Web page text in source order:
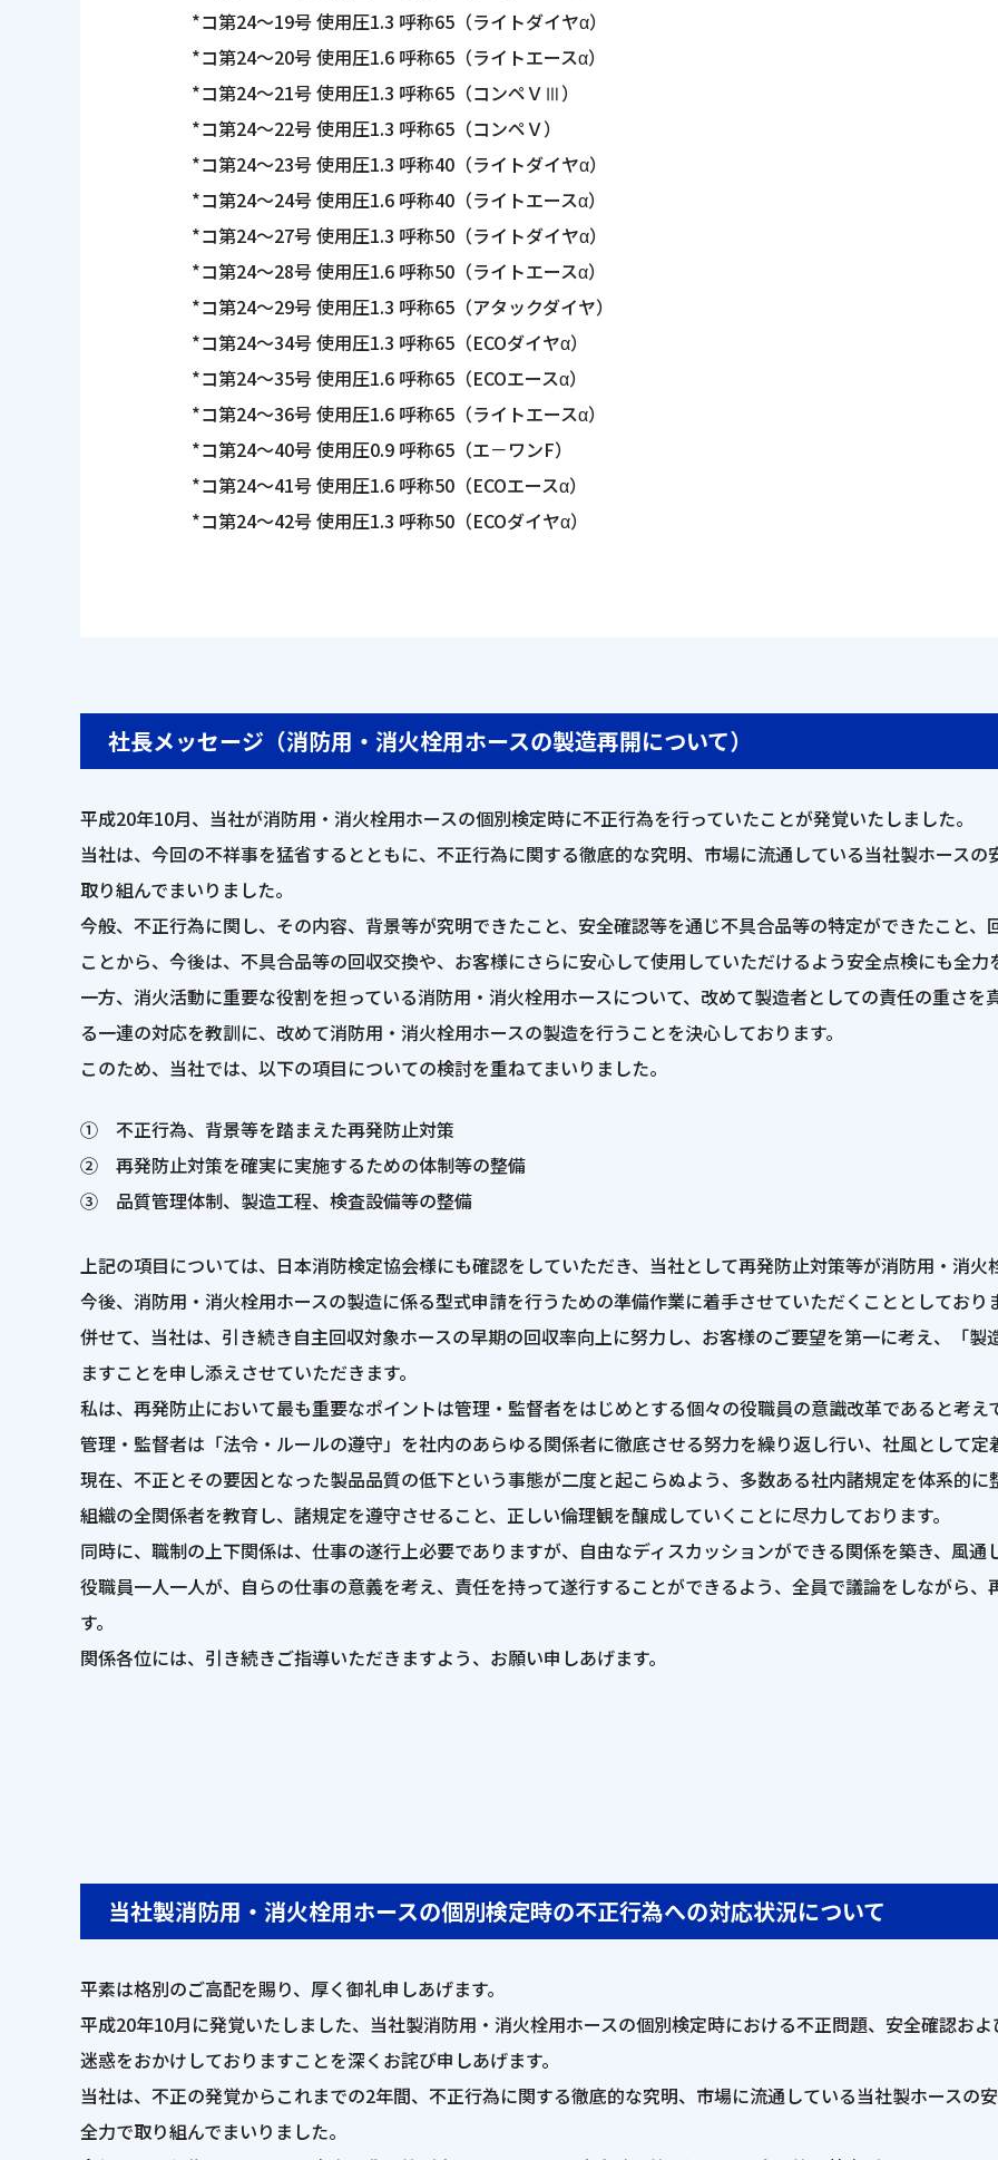
*コ第24～19号 使用圧1.3 呼称65 （ライトダイヤα）
*コ第24～20号 使用圧1.6 呼称65 （ライトエースα）
*コ第24～21号 使用圧1.3 呼称65 （コンペＶⅢ）
*コ第24～22号 使用圧1.3 呼称65 （コンペＶ）
*コ第24～23号 使用圧1.3 呼称40 （ライトダイヤα）
*コ第24～24号 使用圧1.6 呼称40 （ライトエースα）
*コ第24～27号 使用圧1.3 呼称50 （ライトダイヤα）
*コ第24～28号 使用圧1.6 呼称50 （ライトエースα）
*コ第24～29号 使用圧1.3 呼称65 （アタックダイヤ）
*コ第24～34号 使用圧1.3 呼称65 （ECOダイヤα）
*コ第24～35号 使用圧1.6 呼称65 （ECOエースα）
*コ第24～36号 使用圧1.6 呼称65 （ライトエースα）
*コ第24～40号 使用圧0.9 呼称65 （エ－ワンF）
*コ第24～41号 使用圧1.6 呼称50 （ECOエースα）
*コ第24～42号 使用圧1.3 呼称50 （ECOダイヤα）
社長メッセージ（消防用・消火栓用ホースの製造再開について）
平成20年10月、当社が消防用・消火栓用ホースの個別検定時に不正行為を行っていたことが発覚いたしました。
当社は、今回の不祥事を猛省するとともに、不正行為に関する徹底的な究明、市場に流通している当社製ホース
取り組んでまいりました。
今般、不正行為に関し、その内容、背景等が究明できたこと、安全確認等を通じ不具合品等の特定ができたこと
ことから、今後は、不具合品等の回収交換や、お客様にさらに安心して使用していただけるよう安全点検にも全
一方、消火活動に重要な役割を担っている消防用・消火栓用ホースについて、改めて製造者としての責任の重さ
る一連の対応を教訓に、改めて消防用・消火栓用ホースの製造を行うことを決心しております。
このため、当社では、以下の項目についての検討を重ねてまいりました。
① 不正行為、背景等を踏まえた再発防止対策
② 再発防止対策を確実に実施するための体制等の整備
③ 品質管理体制、製造工程、検査設備等の整備
上記の項目については、日本消防検定協会様にも確認をしていただき、当社として再発防止対策等が消防用・消
今後、消防用・消火栓用ホースの製造に係る型式申請を行うための準備作業に着手させていただくこととしており
併せて、当社は、引き続き自主回収対象ホースの早期の回収率向上に努力し、お客様のご要望を第一に考え、「
ますことを申し添えさせていただきます。
私は、再発防止において最も重要なポイントは管理・監督者をはじめとする個々の役職員の意識改革であると考え
管理・監督者は「法令・ルールの遵守」を社内のあらゆる関係者に徹底させる努力を繰り返し行い、社風として
現在、不正とその要因となった製品品質の低下という事態が二度と起こらぬよう、多数ある社内諸規定を体系的
組織の全関係者を教育し、諸規定を遵守させること、正しい倫理観を醸成していくことに尽力しております。
同時に、職制の上下関係は、仕事の遂行上必要でありますが、自由なディスカッションができる関係を築き、風
役職員一人一人が、自らの仕事の意義を考え、責任を持って遂行することができるよう、全員で議論をしながら
す。
関係各位には、引き続きご指導いただきますよう、お願い申しあげます。
当社製消防用・消火栓用ホースの個別検定時の不正行為への対応状況について
平素は格別のご高配を賜り、厚く御礼申しあげます。
平成20年10月に発覚いたしました、当社製消防用・消火栓用ホースの個別検定時における不正問題、安全確認お
迷惑をおかけしておりますことを深くお詫び申しあげます。
当社は、不正の発覚からこれまでの2年間、不正行為に関する徹底的な究明、市場に流通している当社製ホースの
全力で取り組んでまいりました。